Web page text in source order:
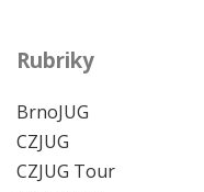
Rubriky
BrnoJUG
CZJUG
CZJUG Tour